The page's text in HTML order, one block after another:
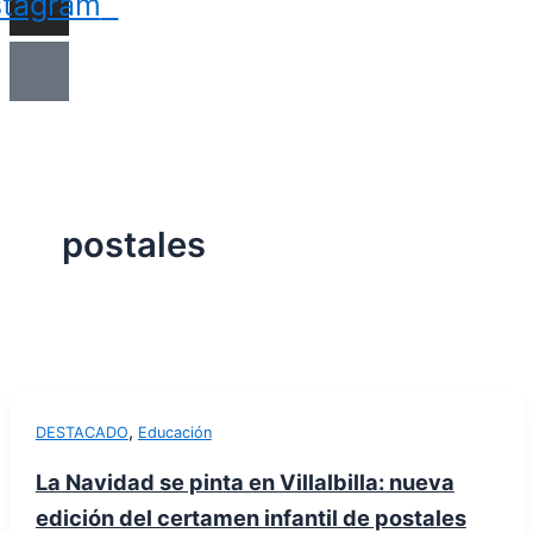
postales
DESTACADO, Educación
La Navidad se pinta en Villalbilla: nueva
edición del certamen infantil de postales